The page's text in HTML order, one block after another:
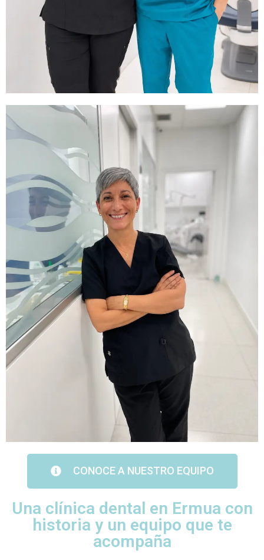
CONOCE A NUESTRO EQUIPO
Una clínica dental en Ermua con
historia y un equipo que te
acompaña